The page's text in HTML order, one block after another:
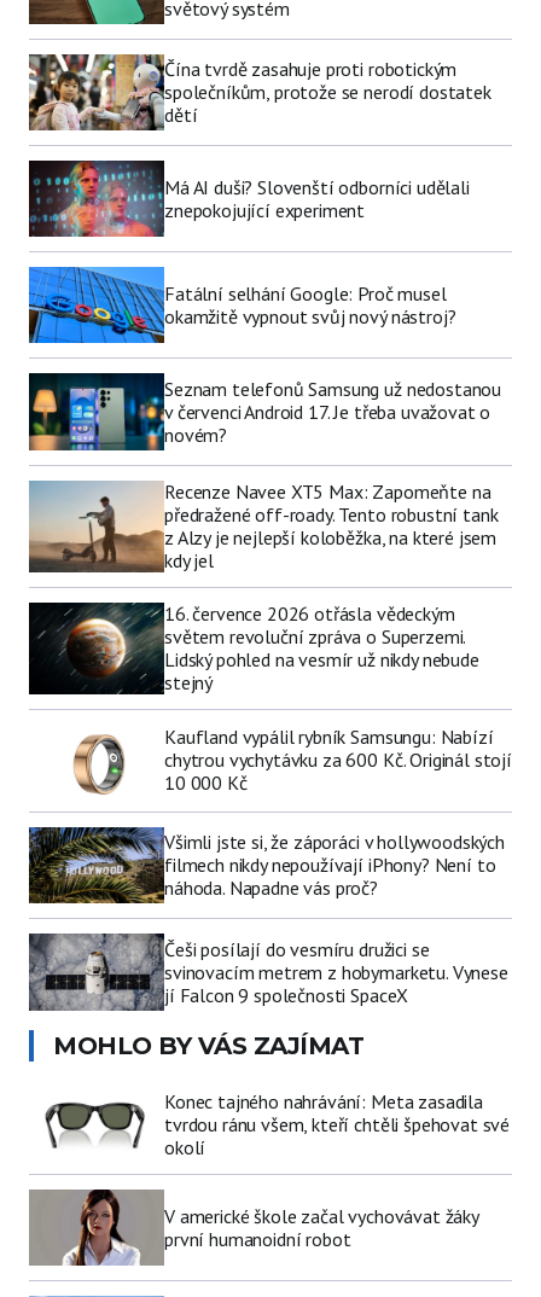
světový systém
Čína tvrdě zasahuje proti robotickým
společníkům, protože se nerodí dostatek
dětí
Má AI duši? Slovenští odborníci udělali
znepokojující experiment
Fatální selhání Google: Proč musel
okamžitě vypnout svůj nový nástroj?
Seznam telefonů Samsung už nedostanou
v červenci Android 17. Je třeba uvažovat o
novém?
Recenze Navee XT5 Max: Zapomeňte na
předražené off-roady. Tento robustní tank
z Alzy je nejlepší koloběžka, na které jsem
kdy jel
16. července 2026 otřásla vědeckým
světem revoluční zpráva o Superzemi.
Lidský pohled na vesmír už nikdy nebude
stejný
Kaufland vypálil rybník Samsungu: Nabízí
chytrou vychytávku za 600 Kč. Originál stojí
10 000 Kč
Všimli jste si, že záporáci v hollywoodských
filmech nikdy nepoužívají iPhony? Není to
náhoda. Napadne vás proč?
Češi posílají do vesmíru družici se
svinovacím metrem z hobymarketu. Vynese
jí Falcon 9 společnosti SpaceX
MOHLO BY VÁS ZAJÍMAT
Konec tajného nahrávání: Meta zasadila
tvrdou ránu všem, kteří chtěli špehovat své
okolí
V americké škole začal vychovávat žáky
první humanoidní robot